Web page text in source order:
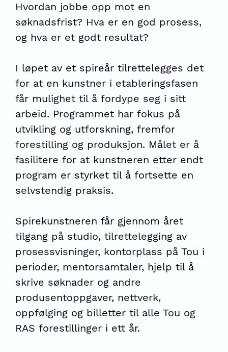
Hvordan jobbe opp mot en
søknadsfrist? Hva er en god prosess,
og hva er et godt resultat?
I løpet av et spireår tilrettelegges det
for at en kunstner i etableringsfasen
får mulighet til å fordype seg i sitt
arbeid. Programmet har fokus på
utvikling og utforskning, fremfor
forestilling og produksjon. Målet er å
fasilitere for at kunstneren etter endt
program er styrket til å fortsette en
selvstendig praksis.
Spirekunstneren får gjennom året
tilgang på studio, tilrettelegging av
prosessvisninger, kontorplass på Tou i
perioder, mentorsamtaler, hjelp til å
skrive søknader og andre
produsentoppgaver, nettverk,
oppfølging og billetter til alle Tou og
RAS forestillinger i ett år.